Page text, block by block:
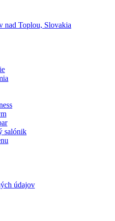
nad Toplou, Slovakia
salónik
údajov